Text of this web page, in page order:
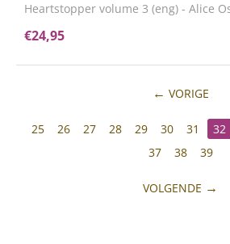
Heartstopper volume 3 (eng) - Alice
€24,95
VORIGE
25 26 27 28 29 30 31 32
37
38 39
VOLGENDE